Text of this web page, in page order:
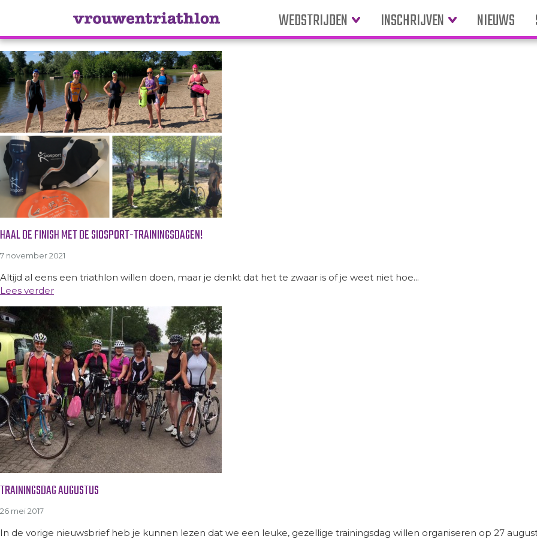
WEDSTRIJDEN INSCHRIJVEN NIEUWS
Tag Archive: trainingen
HAAL DE FINISH MET DE SIOSPORT-TRAININGSDAGEN!
7 november 2021
Altijd al eens een triathlon willen doen, maar je denkt dat het te zwaar is of je weet niet hoe...
Lees verder
TRAININGSDAG AUGUSTUS
26 mei 2017
In de vorige nieuwsbrief heb je kunnen lezen dat we een leuke, gezellige trainingsdag willen organiseren op 27